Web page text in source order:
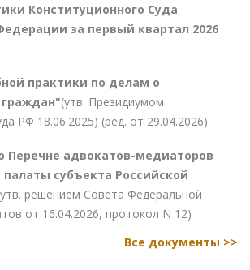
Конституционного Суда
за первый квартал 2026
практики по делам о
граждан"(утв. Президиумом
РФ 18.06.2025) (ред. от 29.04.2026)
Перечне адвокатов-медиаторов
субъекта Российской
решением Совета Федеральной
от 16.04.2026, протокол N 12)
Все документы >>